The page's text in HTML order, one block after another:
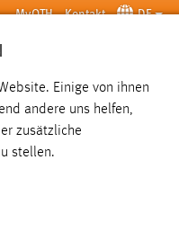
MyOTH Kontakt DE
SUCHE
Einige von ihnen
andere uns helfen,
zusätzliche
stellen.